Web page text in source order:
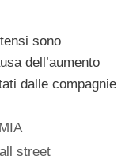
sono
dell’aumento
dalle compagnie
street